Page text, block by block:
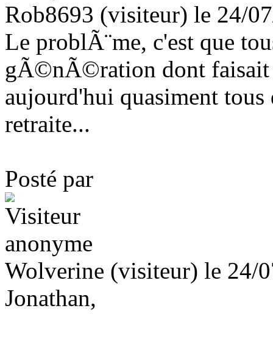
Rob8693 (visiteur) le 24/
Le problÃ¨me, c'est que
gÃ©nÃ©ration dont
aujourd'hui quasiment
retraite...
Posté par
Wolverine (visiteur) le 24/
Jonathan,